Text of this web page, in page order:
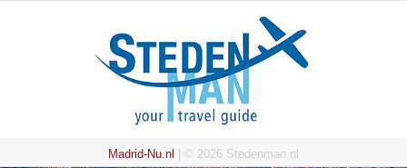
Madrid-Nu.nl | © 2026 Stedenman.nl